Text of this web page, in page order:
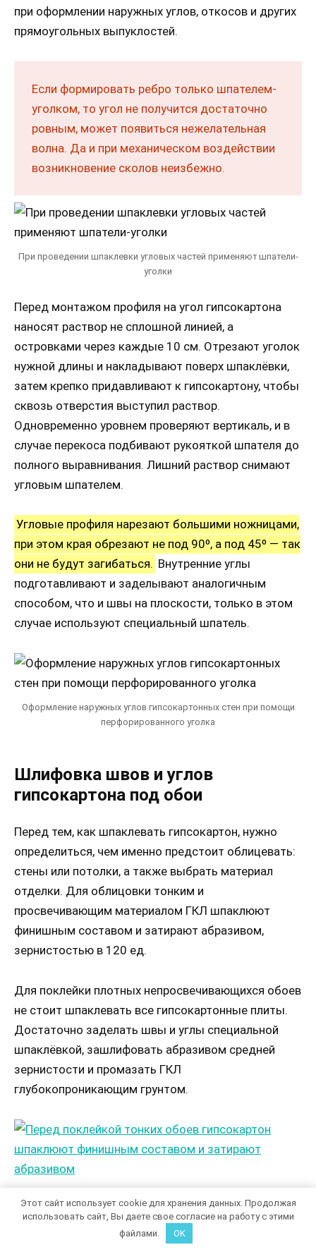
при оформлении наружных углов, откосов и других
прямоугольных выпуклостей.
Если формировать ребро только шпателем-
уголком, то угол не получится достаточно
ровным, может появиться нежелательная
волна. Да и при механическом воздействии
возникновение сколов неизбежно.
При проведении шпаклевки угловых частей применяют шпатели-
уголки
Перед монтажом профиля на угол гипсокартона
наносят раствор не сплошной линией, а
островками через каждые 10 см. Отрезают уголок
нужной длины и накладывают поверх шпаклёвки,
затем крепко придавливают к гипсокартону, чтобы
сквозь отверстия выступил раствор.
Одновременно уровнем проверяют вертикаль, и в
случае перекоса подбивают рукояткой шпателя до
полного выравнивания. Лишний раствор снимают
угловым шпателем.
Угловые профиля нарезают большими ножницами,
при этом края обрезают не под 90º, а под 45º — так
они не будут загибаться. Внутренние углы
подготавливают и заделывают аналогичным
способом, что и швы на плоскости, только в этом
случае используют специальный шпатель.
Оформление наружных углов гипсокартонных стен при помощи
перфорированного уголка
Шлифовка швов и углов
гипсокартона под обои
Перед тем, как шпаклевать гипсокартон, нужно
определиться, чем именно предстоит облицевать:
стены или потолки, а также выбрать материал
отделки. Для облицовки тонким и
просвечивающим материалом ГКЛ шпаклюют
финишным составом и затирают абразивом,
зернистостью в 120 ед.
Для поклейки плотных непросвечивающихся обоев
не стоит шпаклевать все гипсокартонные плиты.
Достаточно заделать швы и углы специальной
шпаклёвкой, зашлифовать абразивом средней
зернистости и промазать ГКЛ
глубокопроникающим грунтом.
финишным составом и затирают абразивом
Шпаклевание швов и углов гипсокартона своими
Этот сайт использует cookie для хранения данных. Продолжая
использовать сайт, Вы даете свое согласие на работу с этими
файлами.
OK